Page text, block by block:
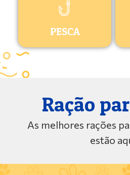
PESCA
Ração
As melhores rações
estão